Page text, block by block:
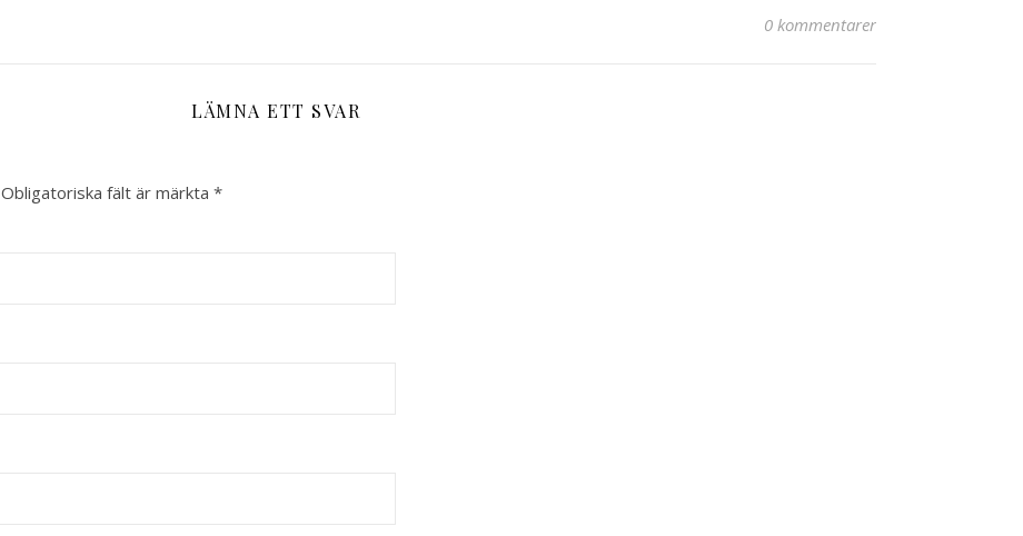
0 kommentarer
LÄMNA ETT SVAR
Obligatoriska fält är märkta *